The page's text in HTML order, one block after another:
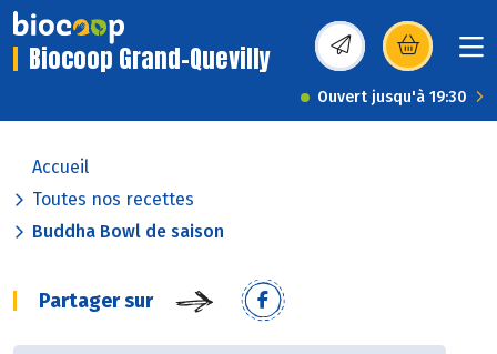
Biocoop Grand-Quevilly (s’ouvre dans une
Ouvert jusqu'à 19:30
Accueil
Toutes nos recettes
Buddha Bowl de saison
Partager sur